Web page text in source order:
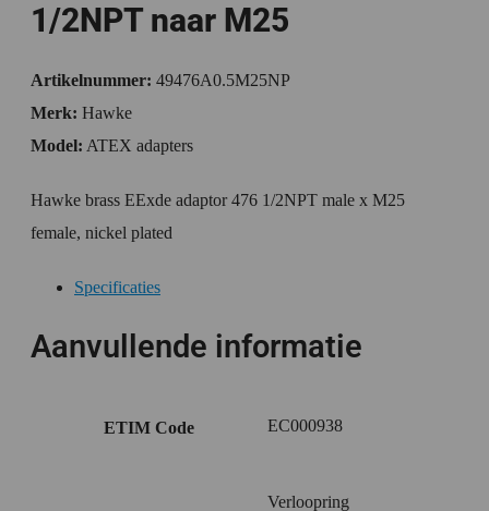
1/2NPT naar M25
Artikelnummer: 49476A0.5M25NP
Merk: Hawke
Model: ATEX adapters
Hawke brass EExde adaptor 476 1/2NPT male x M25
female, nickel plated
Specificaties
Aanvullende informatie
ETIM Code EC000938
Verloopring